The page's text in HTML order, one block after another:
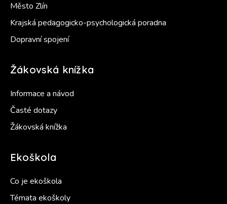
Město Zlín
Krajská pedagogicko-psychologická poradna
Dopravní spojení
Žákovská knížka
Informace a návod
Časté dotazy
Žákovská knížka
Ekoškola
Co je ekoškola
Témata ekoškoly